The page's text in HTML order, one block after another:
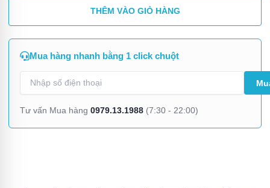
THÊM VÀO GIỎ HÀNG
Mua hàng nhanh bằng 1 click chuột
Tư vấn Mua hàng 0979.13.1988(7:30 - 22:00)